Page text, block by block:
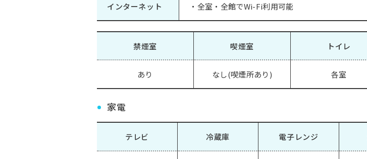
インターネット ・全室・全館でWi-Fi利用可能
禁煙室
あり
喫煙室
なし(喫煙所あり)
トイレ
各室
家電
テレビ 冷蔵庫 電子レンジ